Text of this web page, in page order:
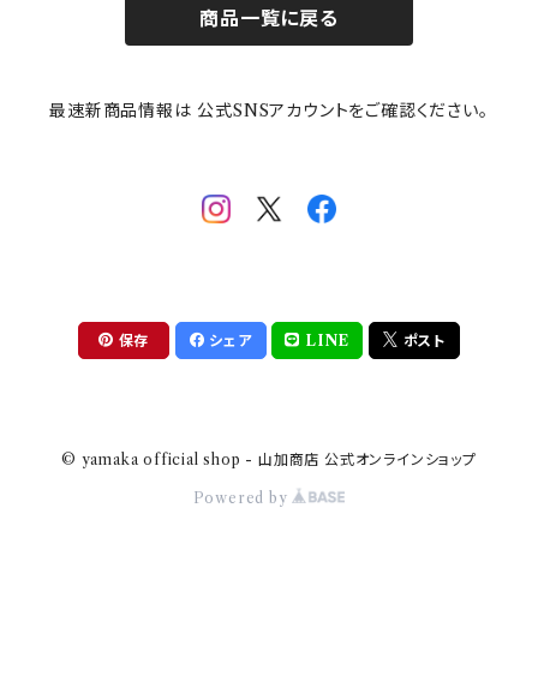
mofusand（モフサンド）
mofsand×日比谷花壇
ちびまる子ちゃんandクレヨンしんちゃん
HANAE MORI(ハナエモリ)
THE BEATLES(ザ・ビートルズ)
【山加商店×yaeko】migratory bird
隅切り重箱
HAPPY DINING(ハッピーダイニング)
メイメイウェア
SoSo(ソソ）
商品一覧に戻る
最速新商品情報は 公式SNSアカウントをご確認ください。
保存 シェア LINE ポスト
© yamaka official shop - 山加商店 公式オンラインショップ
Powered by